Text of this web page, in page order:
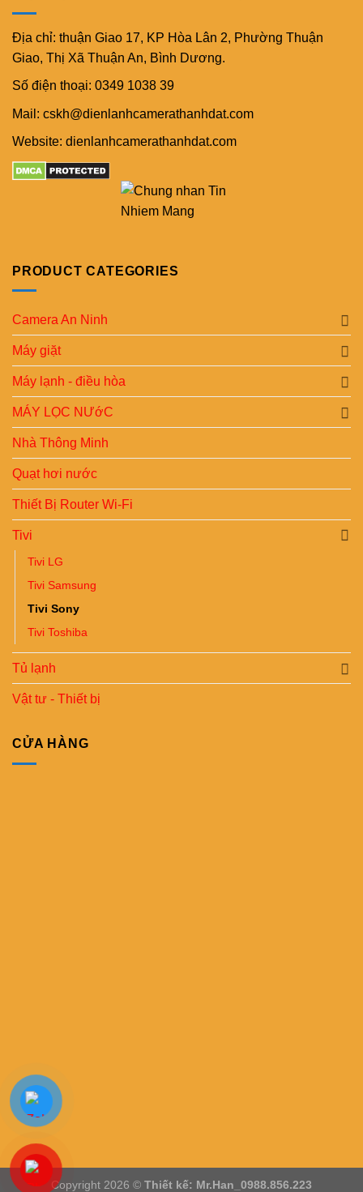
Địa chỉ: thuận Giao 17, KP Hòa Lân 2, Phường Thuận
Giao, Thị Xã Thuận An, Bình Dương.
Số điện thoại: 0349 1038 39
Mail: cskh@dienlanhcamerathanhdat.com
Website: dienlanhcamerathanhdat.com
PRODUCT CATEGORIES
Camera An Ninh
Máy giặt
Máy lạnh - điều hòa
MÁY LỌC NƯớC
Nhà Thông Minh
Quạt hơi nước
Thiết Bị Router Wi-Fi
Tivi
Tivi LG
Tivi Samsung
Tivi Sony
Tivi Toshiba
Tủ lạnh
Vật tư - Thiết bị
CỬA HÀNG
Copyright 2026 © Thiết kế: Mr.Han_0988.856.223